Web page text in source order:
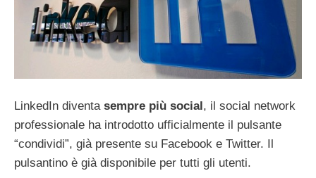
LinkedIn diventa sempre più social, il social network
professionale ha introdotto ufficialmente il pulsante
“condividi”, già presente su Facebook e Twitter. Il
pulsantino è già disponibile per tutti gli utenti.